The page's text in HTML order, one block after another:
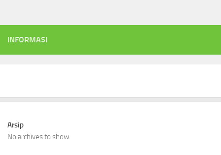
INFORMASI
Arsip
No archives to show.